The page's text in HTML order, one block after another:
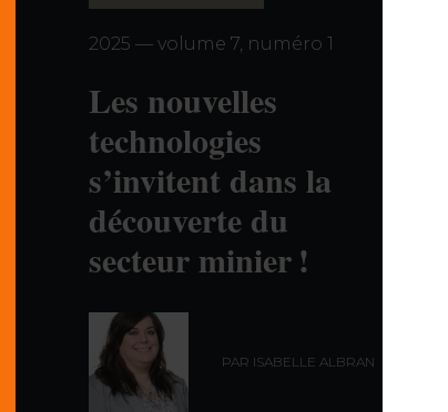
2025 — volume 7, numéro 1
Les nouvelles
technologies
s’invitent dans la
découverte du
secteur minier !
PAR ISABELLE ALBRAN